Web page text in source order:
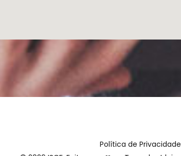
Política de Privacidade